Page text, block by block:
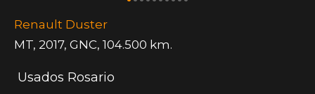
Renault Duster
MT, 2017, GNC, 104.500 km.
Usados Rosario